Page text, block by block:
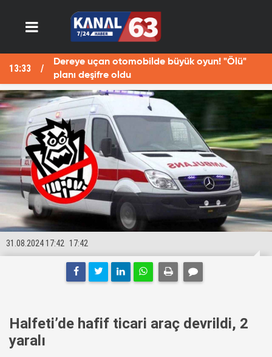
13:33
Dereye uçan otomobilde büyük oyun! "Ölü"
planı deşifre oldu
17:42
31.08.2024 17:42
Halfeti’de hafif ticari araç devrildi, 2
yaralı